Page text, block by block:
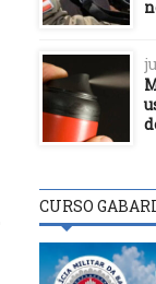
CURSO